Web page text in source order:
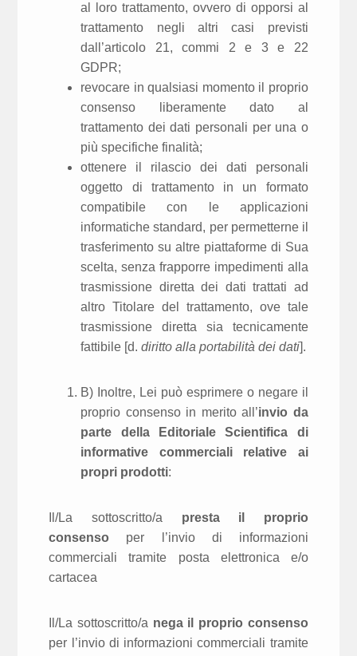
al loro trattamento, ovvero di opporsi al
trattamento negli altri casi previsti
dall’articolo 21, commi 2 e 3 e 22
GDPR;
revocare in qualsiasi momento il proprio
consenso liberamente dato al
trattamento dei dati personali per una o
più specifiche finalità;
ottenere il rilascio dei dati personali
oggetto di trattamento in un formato
compatibile con le applicazioni
informatiche standard, per permetterne il
trasferimento su altre piattaforme di Sua
scelta, senza frapporre impedimenti alla
trasmissione diretta dei dati trattati ad
altro Titolare del trattamento, ove tale
trasmissione diretta sia tecnicamente
fattibile [d.diritto alla portabilità dei dati].
B) Inoltre, Lei può esprimere o negare il
proprio consenso in merito all’invio da
parte della Editoriale Scientifica di
informative commerciali relative ai
propri prodotti:
Il/La sottoscritto/a presta il proprio
consenso per l’invio di informazioni
commerciali tramite posta elettronica e/o
cartacea
Il/La sottoscritto/a nega il proprio consenso
per l’invio di informazioni commerciali tramite